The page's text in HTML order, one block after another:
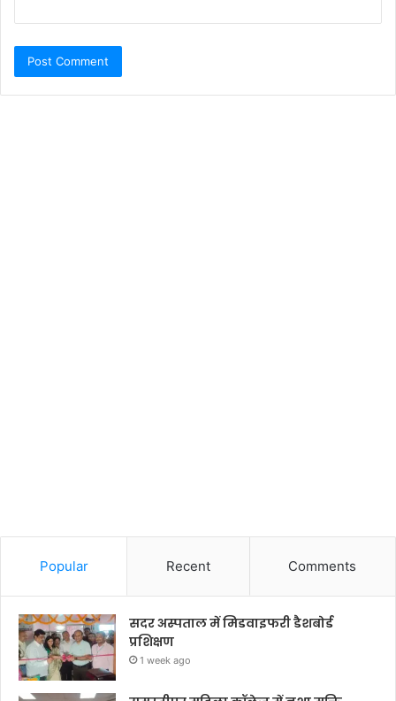
Popular Recent Comments
सदर अस्पताल में मिडवाइफरी डैशबोर्ड
प्रशिक्षण
1 week ago